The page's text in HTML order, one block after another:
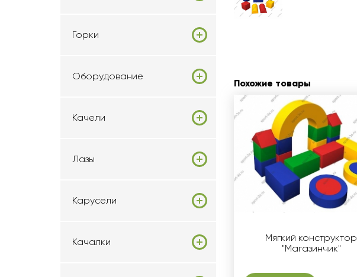
Горки
Оборудование
Качели
Лазы
Карусели
Качалки
Похожие товары
Мягкий конструктор
"Магазинчик"